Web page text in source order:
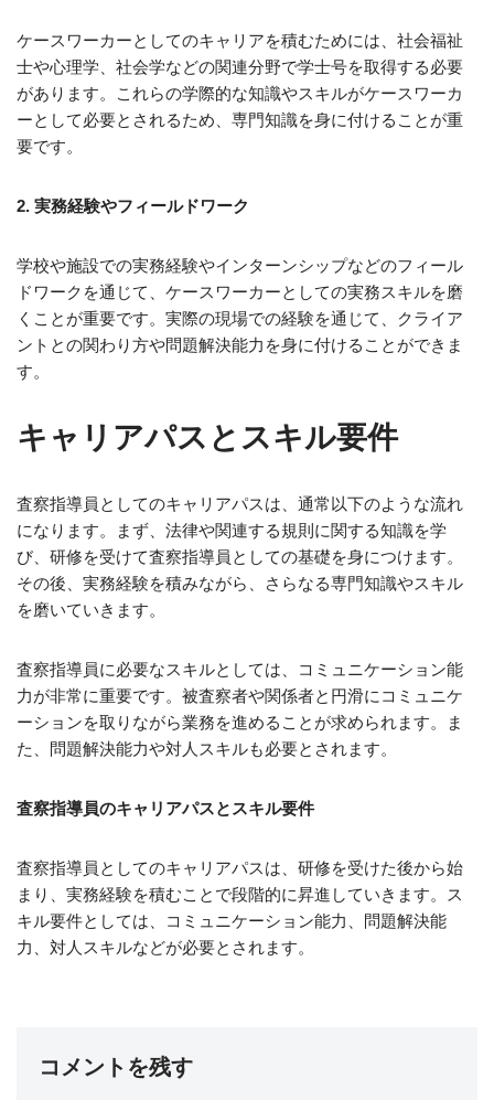
ケースワーカーとしてのキャリアを積むためには、社会福祉
士や心理学、社会学などの関連分野で学士号を取得する必要
があります。これらの学際的な知識やスキルがケースワーカ
ーとして必要とされるため、専門知識を身に付けることが重
要です。
2. 実務経験やフィールドワーク
学校や施設での実務経験やインターンシップなどのフィール
ドワークを通じて、ケースワーカーとしての実務スキルを磨
くことが重要です。実際の現場での経験を通じて、クライア
ントとの関わり方や問題解決能力を身に付けることができま
す。
キャリアパスとスキル要件
査察指導員としてのキャリアパスは、通常以下のような流れ
になります。まず、法律や関連する規則に関する知識を学
び、研修を受けて査察指導員としての基礎を身につけます。
その後、実務経験を積みながら、さらなる専門知識やスキル
を磨いていきます。
査察指導員に必要なスキルとしては、コミュニケーション能
力が非常に重要です。被査察者や関係者と円滑にコミュニケ
ーションを取りながら業務を進めることが求められます。ま
た、問題解決能力や対人スキルも必要とされます。
査察指導員のキャリアパスとスキル要件
査察指導員としてのキャリアパスは、研修を受けた後から始
まり、実務経験を積むことで段階的に昇進していきます。ス
キル要件としては、コミュニケーション能力、問題解決能
力、対人スキルなどが必要とされます。
コメントを残す